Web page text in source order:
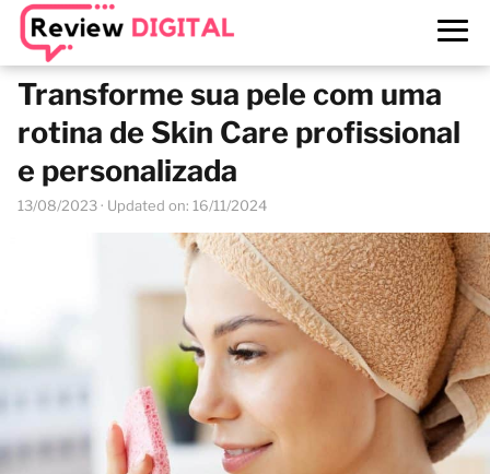
Transforme sua pele com uma
rotina de Skin Care profissional
e personalizada
13/08/2023· Updated on: 16/11/2024